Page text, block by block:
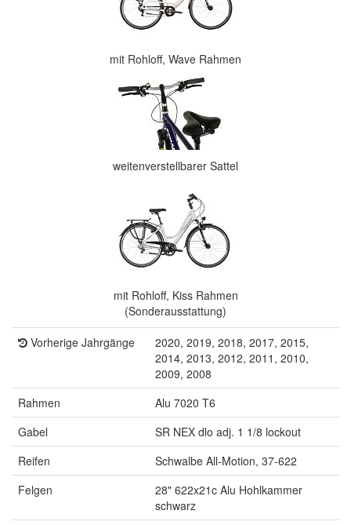
mit Rohloff, Wave Rahmen
weitenverstellbarer Sattel
mit Rohloff, Kiss Rahmen
(Sonderausstattung)
Vorherige Jahrgänge
2020, 2019, 2018, 2017, 2015,
2014, 2013, 2012, 2011, 2010,
2009, 2008
Rahmen
Alu 7020 T6
Gabel
SR NEX dlo adj. 1 1/8 lockout
Reifen
Schwalbe All-Motion, 37-622
Felgen
28" 622x21c Alu Hohlkammer
schwarz